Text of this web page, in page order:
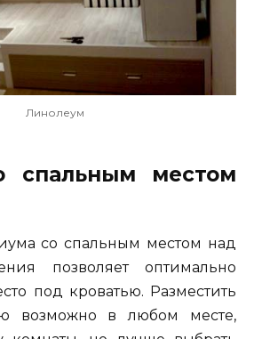
Линолеум
спальным местом
со спальным местом над
позволяет оптимально
под кроватью. Разместить
возможно в любом месте,